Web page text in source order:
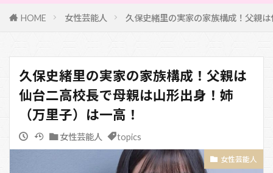
HOME 女性芸能人 久保史緒里の実家の家族構成！父親
久保史緒里の実家の家族構成！父親は
仙台二高校長で母親は山形出身！姉
（万里子）は一高！
女性芸能人 topics
女性芸能人